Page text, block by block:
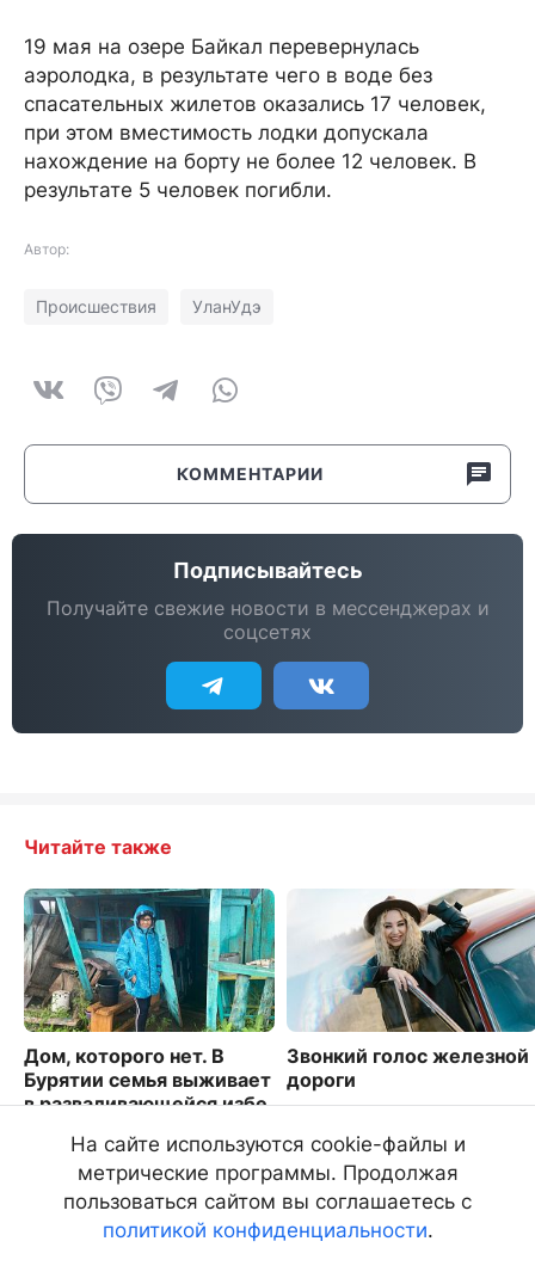
19 мая на озере Байкал перевернулась
аэролодка, в результате чего в воде без
спасательных жилетов оказались 17 человек,
при этом вместимость лодки допускала
нахождение на борту не более 12 человек. В
результате 5 человек погибли.
Автор:
Происшествия УланУдэ
КОММЕНТАРИИ
Подписывайтесь
Получайте свежие новости в мессенджерах и
соцсетях
Читайте также
Дом, которого нет. В
Бурятии семья выживает
в разваливающейся избе
7353
Звонкий голос железной
дороги
На сайте используются cookie-файлы и
метрические программы. Продолжая
пользоваться сайтом вы соглашаетесь с
политикой конфиденциальности.